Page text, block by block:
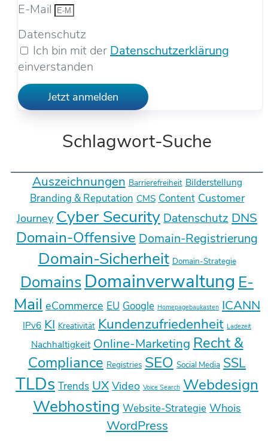
E-Mail
Datenschutz
Ich bin mit der Datenschutzerklärung
einverstanden
Jetzt anmelden
Schlagwort-Suche
Auszeichnungen Barrierefreiheit Bilderstellung
Branding & Reputation CMS Content Customer
Journey Cyber Security Datenschutz DNS
Domain-Offensive Domain-Registrierung
Domain-Sicherheit Domain-Strategie
Domains Domainverwaltung E-
Mail eCommerce EU Google Homepagebaukasten ICANN
IPv6 KI Kreativität Kundenzufriedenheit Ladezeit
Nachhaltigkeit Online-Marketing Recht &
Compliance Registries SEO Social Media SSL
TLDs Trends UX Video Voice Search Webdesign
Webhosting Website-Strategie Whois
WordPress